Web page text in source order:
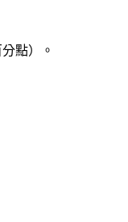
點）。